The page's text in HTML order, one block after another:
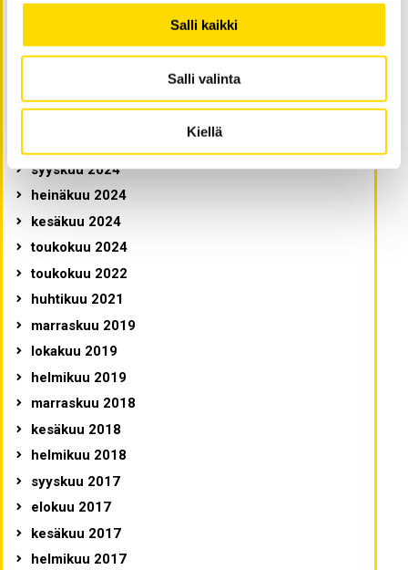
Salli kaikki
Salli valinta
Kiellä
syyskuu 2024
heinäkuu 2024
kesäkuu 2024
toukokuu 2024
toukokuu 2022
huhtikuu 2021
marraskuu 2019
lokakuu 2019
helmikuu 2019
marraskuu 2018
kesäkuu 2018
helmikuu 2018
syyskuu 2017
elokuu 2017
kesäkuu 2017
helmikuu 2017